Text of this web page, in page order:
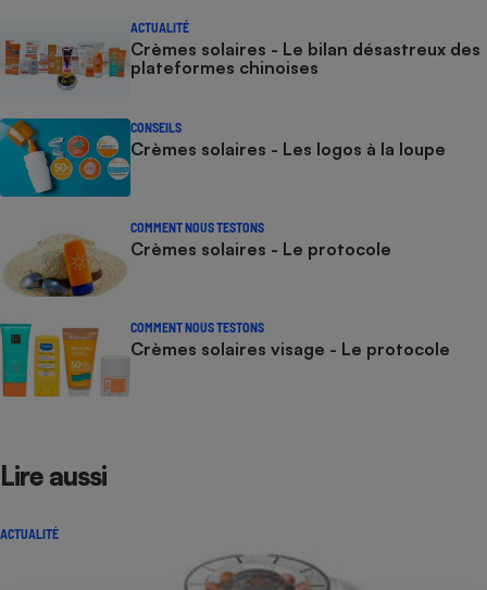
ACTUALITÉ
Crèmes solaires - Le bilan désastreux des
plateformes chinoises
CONSEILS
Crèmes solaires - Les logos à la loupe
COMMENT NOUS TESTONS
Crèmes solaires - Le protocole
COMMENT NOUS TESTONS
Crèmes solaires visage - Le protocole
Lire aussi
ACTUALITÉ